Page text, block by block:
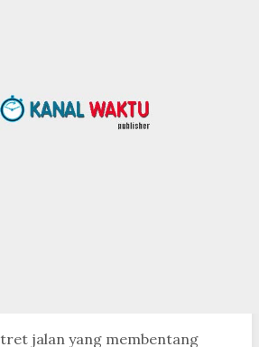
jalan yang membentang